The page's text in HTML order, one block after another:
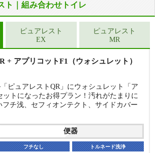
ト｜組み合わせトイレ
+ アプリコットF1（ウォシュレット）
ピュアレストQR」にウォシュレット「ア
ットになったお得プラン！汚れがたまりに
フチ浅、セフィオンテクト、サイドカバー
便器
フチなし トルネード洗浄
ピュアレスト
EX
ピュアレスト
MR